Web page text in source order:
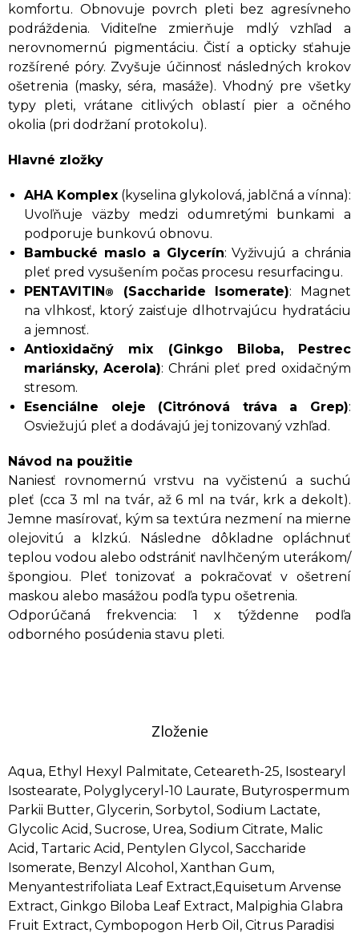
komfortu. Obnovuje povrch pleti bez agresívneho
podráždenia. Viditeľne zmierňuje mdlý vzhľad a
nerovnomernú pigmentáciu. Čistí a opticky sťahuje
rozšírené póry. Zvyšuje účinnosť následných krokov
ošetrenia (masky, séra, masáže). Vhodný pre všetky
typy pleti, vrátane citlivých oblastí pier a očného
okolia (pri dodržaní protokolu).
Hlavné zložky
AHA Komplex (kyselina glykolová, jablčná a vínna):
Uvoľňuje väzby medzi odumretými bunkami a
podporuje bunkovú obnovu.
Bambucké maslo a Glycerín: Vyživujú a chránia
pleť pred vysušením počas procesu resurfacingu.
PENTAVITIN® (Saccharide Isomerate): Magnet
na vlhkosť, ktorý zaisťuje dlhotrvajúcu hydratáciu
a jemnosť.
Antioxidačný mix (Ginkgo Biloba, Pestrec
mariánsky, Acerola): Chráni pleť pred oxidačným
stresom.
Esenciálne oleje (Citrónová tráva a Grep):
Osviežujú pleť a dodávajú jej tonizovaný vzhľad.
Návod na použitie
Naniesť rovnomernú vrstvu na vyčistenú a suchú
pleť (cca 3 ml na tvár, až 6 ml na tvár, krk a dekolt).
Jemne masírovať, kým sa textúra nezmení na mierne
olejovitú a klzkú. Následne dôkladne opláchnuť
teplou vodou alebo odstrániť navlhčeným uterákom/
špongiou. Pleť tonizovať a pokračovať v ošetrení
maskou alebo masážou podľa typu ošetrenia.
Odporúčaná frekvencia: 1 x týždenne podľa
odborného posúdenia stavu pleti.
Zloženie
Aqua, Ethyl Hexyl Palmitate, Ceteareth-25, Isostearyl
Isostearate, Polyglyceryl-10 Laurate, Butyrospermum
Parkii Butter, Glycerin, Sorbytol, Sodium Lactate,
Glycolic Acid, Sucrose, Urea, Sodium Citrate, Malic
Acid, Tartaric Acid, Pentylen Glycol, Saccharide
Isomerate, Benzyl Alcohol, Xanthan Gum,
Menyantestrifoliata Leaf Extract,Equisetum Arvense
Extract, Ginkgo Biloba Leaf Extract, Malpighia Glabra
Fruit Extract, Cymbopogon Herb Oil, Citrus Paradisi